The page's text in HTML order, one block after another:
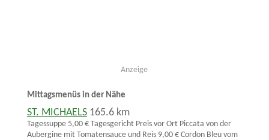
Anzeige
Mittagsmenüs in der Nähe
ST. MICHAELS 165.6 km
Tagessuppe 5,00 € Tagesgericht Preis vor Ort Piccata von der
Aubergine mit Tomatensauce und Reis 9,00 € Cordon Bleu vom